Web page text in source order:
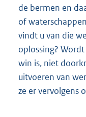
de bermen en
of
vindt u van die
oplossing?
win is, niet
uitvoeren van
ze er vervolgens